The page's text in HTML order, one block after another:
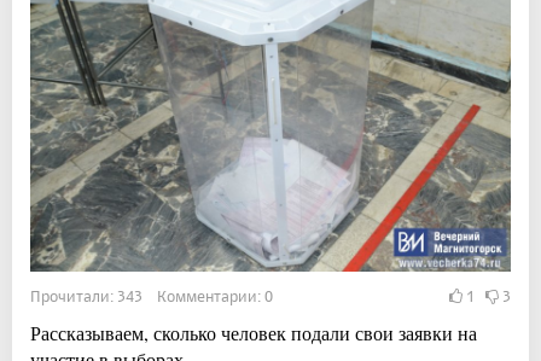
Прочитали: 343 Комментарии: 0 1 3
Рассказываем, сколько человек подали свои заявки на